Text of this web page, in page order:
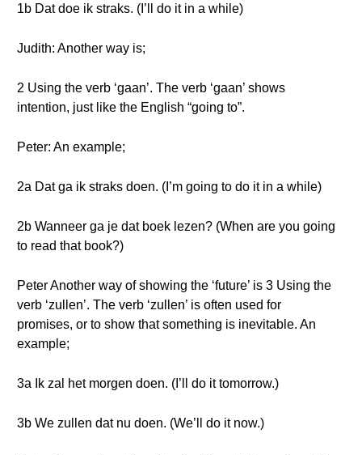
1b Dat doe ik straks. (I’ll do it in a while)
Judith: Another way is;
2 Using the verb ‘gaan’. The verb ‘gaan’ shows
intention, just like the English “going to”.
Peter: An example;
2a Dat ga ik straks doen. (I’m going to do it in a while)
2b Wanneer ga je dat boek lezen? (When are you going
to read that book?)
Peter Another way of showing the ‘future’ is 3 Using the
verb ‘zullen’. The verb ‘zullen’ is often used for
promises, or to show that something is inevitable. An
example;
3a Ik zal het morgen doen. (I’ll do it tomorrow.)
3b We zullen dat nu doen. (We’ll do it now.)